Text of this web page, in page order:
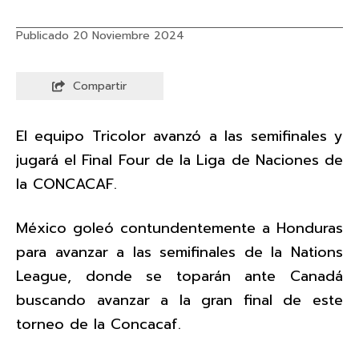
Publicado 20 Noviembre 2024
Compartir
El equipo Tricolor avanzó a las semifinales y
jugará el Final Four de la Liga de Naciones de
la CONCACAF.
México goleó contundentemente a Honduras
para avanzar a las semifinales de la Nations
League, donde se toparán ante Canadá
buscando avanzar a la gran final de este
torneo de la Concacaf.